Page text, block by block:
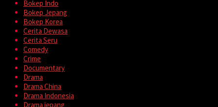
Bokep Indo
Bokep Jepang
Bokep Korea
Cerita Dewasa
Cerita Seru
Comedy
Crime
Documentary
Drama
Drama China
Drama Indonesia
Drama jepang